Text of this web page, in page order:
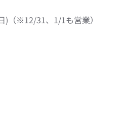
)（※12/31、1/1も営業）